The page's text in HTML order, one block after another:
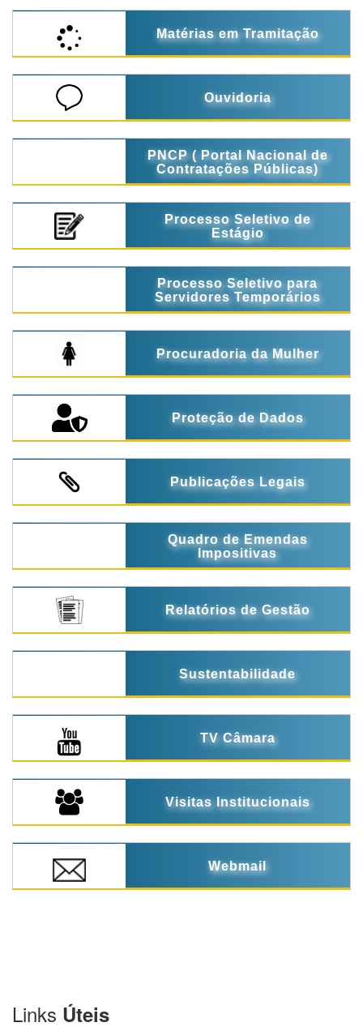
Matérias em Tramitação
Ouvidoria
PNCP ( Portal Nacional de
Contratações Públicas)
Processo Seletivo de
Estágio
Processo Seletivo para
Servidores Temporários
Procuradoria da Mulher
Proteção de Dados
Publicações Legais
Quadro de Emendas
Impositivas
Relatórios de Gestão
Sustentabilidade
TV Câmara
Visitas Institucionais
Webmail
Links Úteis